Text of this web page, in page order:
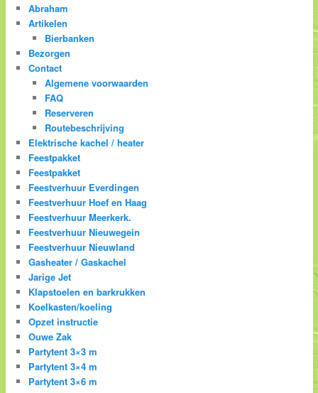
Abraham
Artikelen
Bierbanken
Bezorgen
Contact
Algemene voorwaarden
FAQ
Reserveren
Routebeschrijving
Elektrische kachel / heater
Feestpakket
Feestpakket
Feestverhuur Everdingen
Feestverhuur Hoef en Haag
Feestverhuur Meerkerk.
Feestverhuur Nieuwegein
Feestverhuur Nieuwland
Gasheater / Gaskachel
Jarige Jet
Klapstoelen en barkrukken
Koelkasten/koeling
Opzet instructie
Ouwe Zak
Partytent 3×3 m
Partytent 3×4 m
Partytent 3×6 m